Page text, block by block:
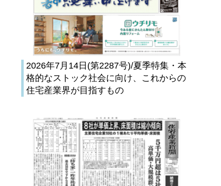
2026年7月14日(第2287号)/夏季特集・本
格的なストック社会に向け、これからの
住宅産業界が目指すもの